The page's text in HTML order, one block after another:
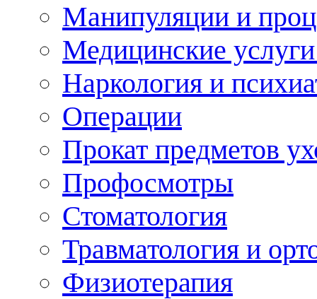
Манипуляции и
Медицинские
Наркология и
Операции
Прокат предметов
Профосмотры
Стоматология
Травматология и
Физиотерапия